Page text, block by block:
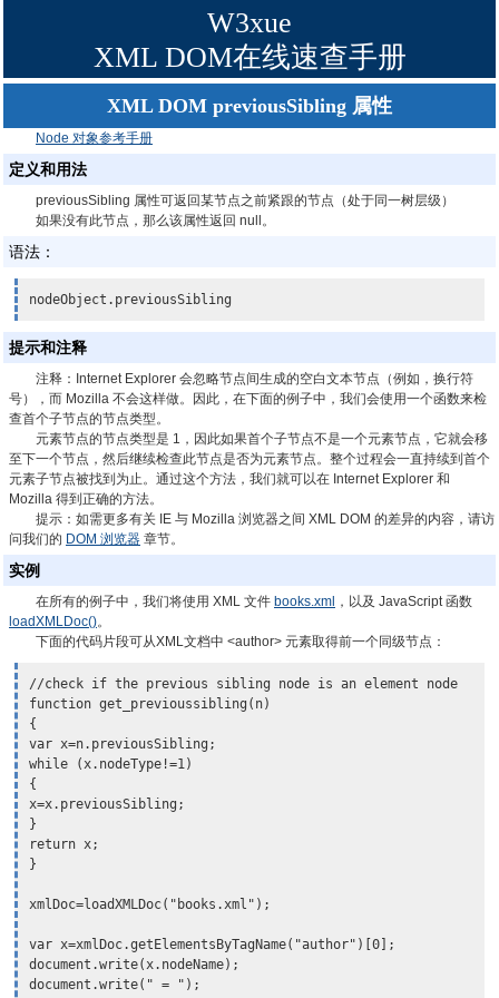
W3xue
XML DOM在线速查手册
XML DOM previousSibling 属性
Node 对象参考手册
定义和用法
previousSibling 属性可返回某节点之前紧跟的节点（处于同一树层级）
如果没有此节点，那么该属性返回 null。
语法：
nodeObject.previousSibling
提示和注释
注释： Internet Explorer 会忽略节点间生成的空白文本节点（例如，换行符
号），而 Mozilla 不会这样做。因此，在下面的例子中，我们会使用一个函数来检
查首个子节点的节点类型。
元素节点的节点类型是 1，因此如果首个子节点不是一个元素节点，它就会移
至下一个节点，然后继续检查此节点是否为元素节点。整个过程会一直持续到首个
元素子节点被找到为止。通过这个方法，我们就可以在 Internet Explorer 和
Mozilla 得到正确的方法。
提示： 如需更多有关 IE 与 Mozilla 浏览器之间 XML DOM 的差异的内容，请访
问我们的 DOM 浏览器 章节。
实例
在所有的例子中，我们将使用 XML 文件 books.xml ，以及 JavaScript 函数
loadXMLDoc()。
下面的代码片段可从XML文档中 <author> 元素取得前一个同级节点：
//check if the previous sibling node is an element node
function get_previoussibling(n)
{
var x=n.previousSibling;
while (x.nodeType!=1)
{
x=x.previousSibling ;
}
return x;
}
xmlDoc=loadXMLDoc("books.xml");
var x=xmlDoc.getElementsByTagName("author")[0];
document.write(x.nodeName);
document.write(" = ");